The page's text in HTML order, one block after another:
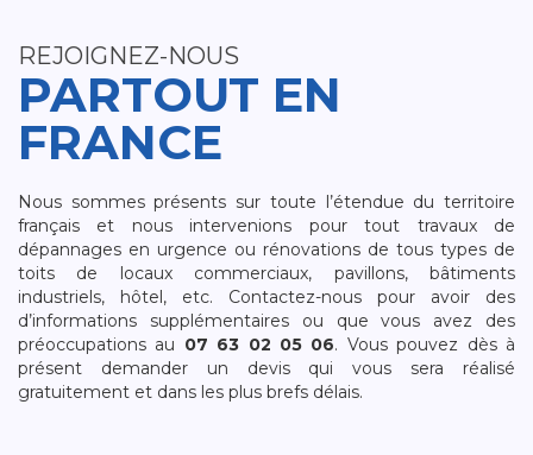
REJOIGNEZ-NOUS
PARTOUT EN
FRANCE
Nous sommes présents sur toute l’étendue du territoire
français et nous intervenions pour tout travaux de
dépannages en urgence ou rénovations de tous types de
toits de locaux commerciaux, pavillons, bâtiments
industriels, hôtel, etc. Contactez-nous pour avoir des
d’informations supplémentaires ou que vous avez des
préoccupations au 07 63 02 05 06. Vous pouvez dès à
présent demander un devis qui vous sera réalisé
gratuitement et dans les plus brefs délais.